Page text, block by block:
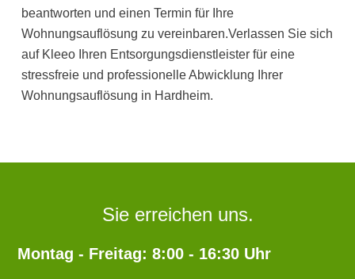
beantworten und einen Termin für Ihre
Wohnungsauflösung zu vereinbaren.Verlassen Sie sich
auf Kleeo Ihren Entsorgungsdienstleister für eine
stressfreie und professionelle Abwicklung Ihrer
Wohnungsauflösung in Hardheim.
Sie erreichen uns.
Montag - Freitag: 8:00 - 16:30 Uhr